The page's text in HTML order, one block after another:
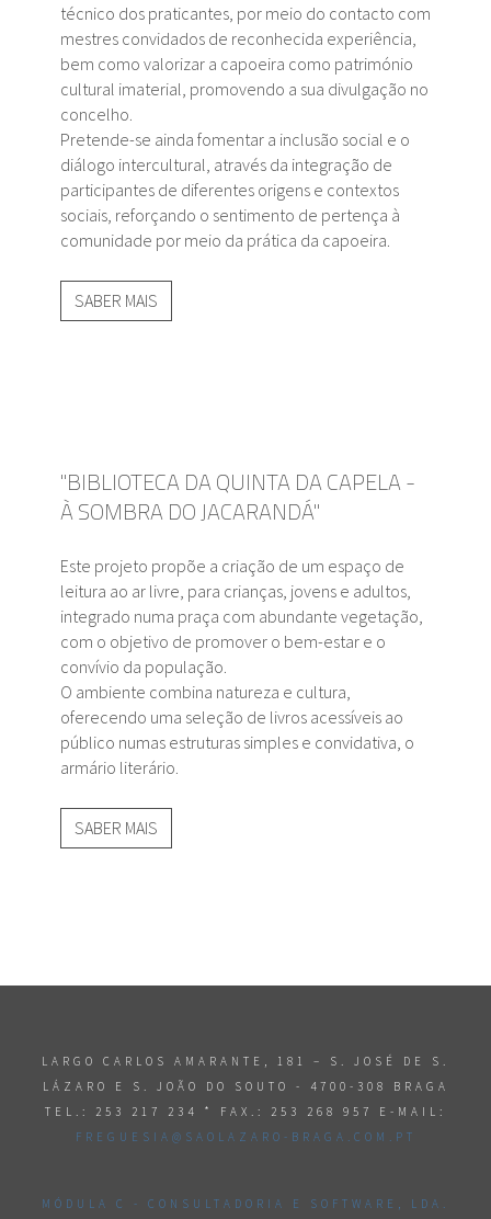
técnico dos praticantes, por meio do contacto com
mestres convidados de reconhecida experiência,
bem como valorizar a capoeira como património
cultural imaterial, promovendo a sua divulgação no
concelho.
Pretende-se ainda fomentar a inclusão social e o
diálogo intercultural, através da integração de
participantes de diferentes origens e contextos
sociais, reforçando o sentimento de pertença à
comunidade por meio da prática da capoeira.
SABER MAIS
"BIBLIOTECA DA QUINTA DA CAPELA -
À SOMBRA DO JACARANDÁ"
Este projeto propõe a criação de um espaço de
leitura ao ar livre, para crianças, jovens e adultos,
integrado numa praça com abundante vegetação,
com o objetivo de promover o bem-estar e o
convívio da população.
O ambiente combina natureza e cultura,
oferecendo uma seleção de livros acessíveis ao
público numas estruturas simples e convidativa, o
armário literário.
SABER MAIS
LARGO CARLOS AMARANTE, 181 – S. JOSÉ DE S.
LÁZARO E S. JOÃO DO SOUTO - 4700-308 BRAGA
TEL.: 253 217 234 * FAX.: 253 268 957 E-MAIL:
FREGUESIA@SAOLAZARO-BRAGA.COM.PT
MÓDULA C - CONSULTADORIA E SOFTWARE, LDA.